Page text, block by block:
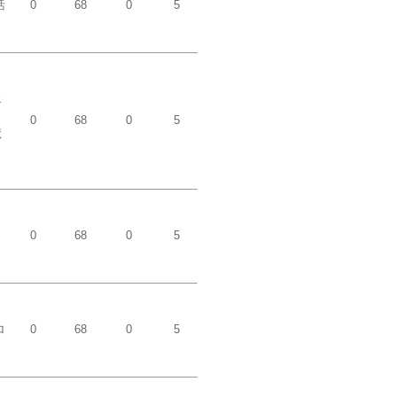
0 68 0 5
0 68 0 5
0 68 0 5
0 68 0 5